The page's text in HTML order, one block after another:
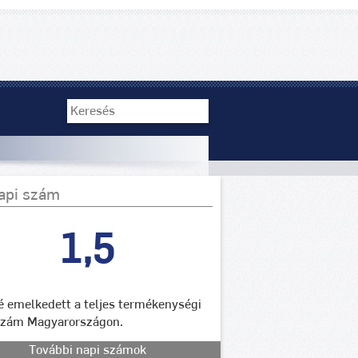
szám
1,5
emelkedett a teljes termékenységi
Magyarországon.
További napi számok